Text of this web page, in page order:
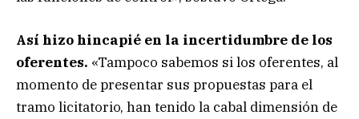
Así hizo hincapié en la incertidumbre de los
oferentes. «Tampoco sabemos si los oferentes, al
momento de presentar sus propuestas para el
tramo licitatorio, han tenido la cabal dimensión de